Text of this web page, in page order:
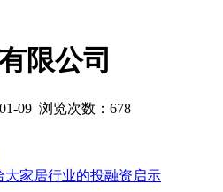
限公司
09 浏览次数： 678
大家居行业的投融资启示